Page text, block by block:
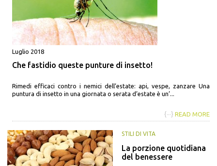
Luglio 2018
Che fastidio queste punture di insetto!
Rimedi efficaci contro i nemici dell’estate: api, vespe, zanzare Una
puntura di insetto in una giornata o serata d’estate è un’...
{···} READ MORE
STILI DI VITA
La porzione quotidiana
del benessere